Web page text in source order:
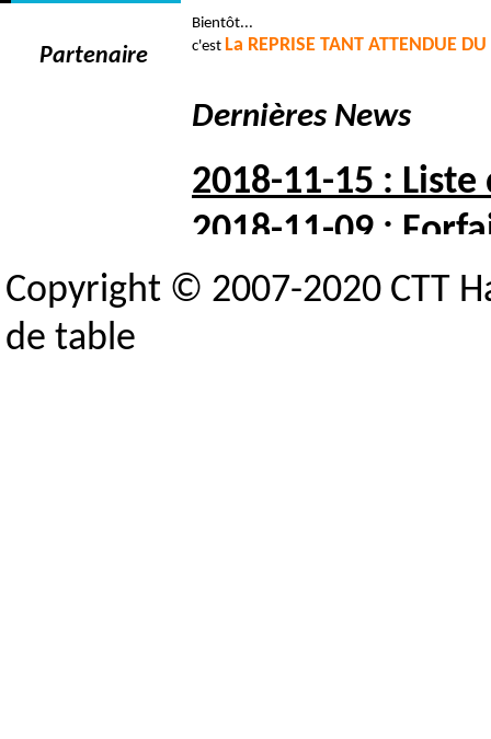
Partenaire
Bientôt...
c'est La REPRISE TANT ATTENDUE
Dernières News
2018-11-15 :
2018-11-09 :
2018-10-05 :
Copyright © 2007-2020 CTT
de table